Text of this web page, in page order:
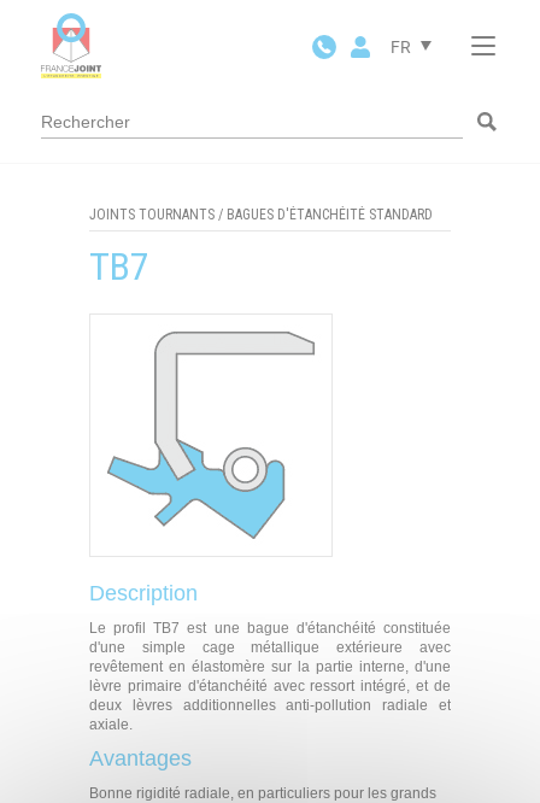
FR
JOINTS TOURNANTS / BAGUES D'ÉTANCHÉITÉ STANDARD
TB7
Description
Le profil TB7 est une bague d'étanchéité constituée
d'une simple cage métallique extérieure avec
revêtement en élastomère sur la partie interne, d'une
lèvre primaire d'étanchéité avec ressort intégré, et de
deux lèvres additionnelles anti-pollution radiale et
axiale.
Avantages
Bonne rigidité radiale, en particuliers pour les grands